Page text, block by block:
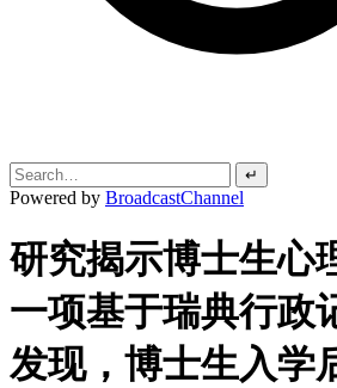
↵
Powered by BroadcastChannel
研究揭示博士生心
一项基于瑞典行政
发现，博士生入学